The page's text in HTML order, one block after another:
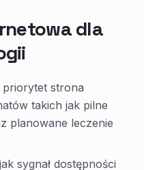
dla
strona
takich jak pilne
planowane leczenie
sygnał dostępności